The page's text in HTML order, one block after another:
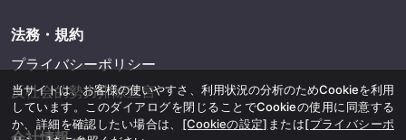
法務・規約
プライバシーポリシー
反社会的勢力排除宣言
当サイトは、お客様の使いやすさ、利用状況の分析のためCookieを利用
しています。このダイアログを閉じることでCookieの使用に同意する
か、詳細を確認したい場合は、 [Cookieの設定] または[プライバシーポ